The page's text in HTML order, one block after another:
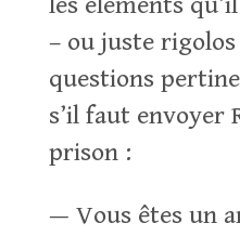
– ou juste rigolos
questions
s’il faut envoyer
prison :
— Vous êtes un